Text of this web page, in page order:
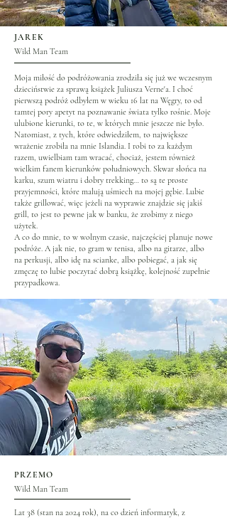
JAREK
Wild Man Team
Moja miłość do podróżowania zrodziła się już we wczesnym
dzieciństwie za sprawą książek Juliusza Verne'a. I choć
pierwszą podróż odbyłem w wieku 16 lat na Węgry, to od
tamtej pory apetyt na poznawanie świata tylko rośnie. Moje
ulubione kierunki, to te, w których mnie jeszcze nie było.
Natomiast, z tych, które odwiedziłem, to największe
wrażenie zrobiła na mnie Islandia. I robi to za każdym
razem, uwielbiam tam wracać, chociaż, jestem również
wielkim fanem kierunków południowych. Skwar słońca na
karku, szum wiatru i dobry trekking… to są te proste
przyjemności, które malują uśmiech na mojej gębie. Lubie
także grillować, więc jeżeli na wyprawie znajdzie się jakiś
grill, to jest to pewne jak w banku, że zrobimy z niego
użytek.
A co do mnie, to w wolnym czasie, najczęściej planuje nowe
podróże. A jak nie, to gram w tenisa, albo na gitarze, albo
na perkusji, albo idę na scianke, albo pobiegać, a jak się
zmęczę to lubie poczytać dobrą książkę, kolejność zupełnie
przypadkowa.
PRZEMO
Wild Man Team
Lat 38 (stan na 2024 rok), na co dzień informatyk, z